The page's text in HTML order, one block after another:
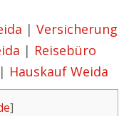
| Versicherung
| Reisebüro
| Hauskauf Weida
]